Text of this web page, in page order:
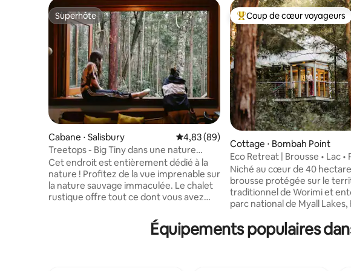
Superhôte
Superhôte
Cabane ⋅ Salisbury Évaluation moyenne sur la base de 89
4,83 (89)
Treetops - Big Tiny dans une nature
sauvage classée
Cet endroit est entièrement dédié à la
nature ! Profitez de la vue imprenable sur
la nature sauvage immaculée. Le chalet
rustique offre tout ce dont vous avez
recyclés, nous utilisons et fournissons
des produits naturels et durables, y
Coups de cœur voyageurs
Coup de cœur voyageurs
Cottage ⋅ Bombah Point
Eco Retreat | Brousse • Lac •
Foyer
Niché au cœur de 40
brousse protégée sur le
traditionnel de Worimi et
parc national de Myall Lakes,
ralentir, se reconnecter et
profondément. Réveillez-
Équipements populaires